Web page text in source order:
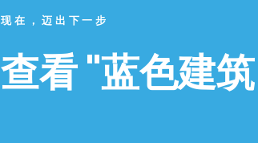
现在，迈出下一步
查看 "蓝色建